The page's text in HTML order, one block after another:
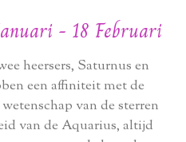
- 18 Februari
heersers, Saturnus en
een affiniteit met de
van de sterren
van de Aquarius, altijd